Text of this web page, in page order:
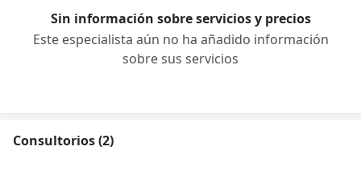
Sin información sobre servicios y precios
Este especialista aún no ha añadido información
sobre sus servicios
Consultorios (2)